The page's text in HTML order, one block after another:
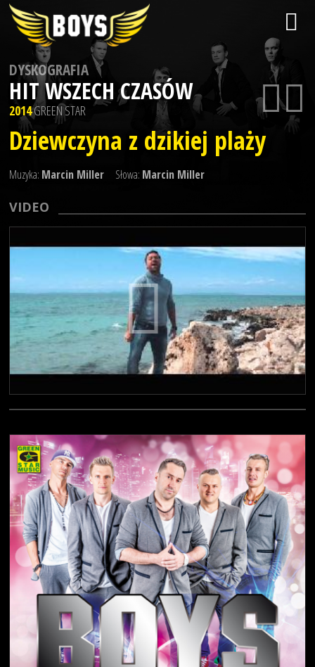
DYSKOGRAFIA
HIT WSZECH CZASÓW
2014GREEN STAR
Dziewczyna z dzikiej plaży
Muzyka: Marcin Miller Słowa: Marcin Miller
VIDEO